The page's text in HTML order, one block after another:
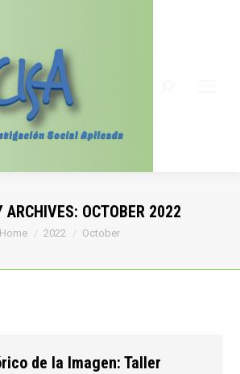
ARCHIVES: OCTOBER 2022
You are here:
Home 2022 October
de la Imagen: Taller